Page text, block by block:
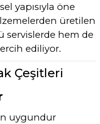
yapısıyla öne
üretilen
servislerde hem de
ediliyor.
Çeşitleri
uygundur